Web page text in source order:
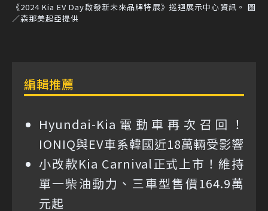
《2024 Kia EV Day啟發新未來品牌特展》巡迴展示中心資訊。 圖
／森那美起亞提供
編輯推薦
Hyundai-Kia電動車再次召回！
IONIQ與EV車系韓國近18萬輛受影響
小改款Kia Carnival正式上市！維持
單一柴油動力、三車型售價164.9萬
元起